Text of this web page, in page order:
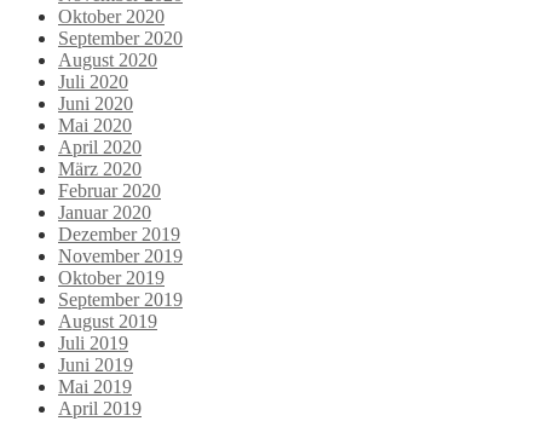
Oktober 2020
September 2020
August 2020
Juli 2020
Juni 2020
Mai 2020
April 2020
März 2020
Februar 2020
Januar 2020
Dezember 2019
November 2019
Oktober 2019
September 2019
August 2019
Juli 2019
Juni 2019
Mai 2019
April 2019